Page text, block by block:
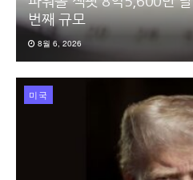
번째 규모
8월 6, 2026
미국